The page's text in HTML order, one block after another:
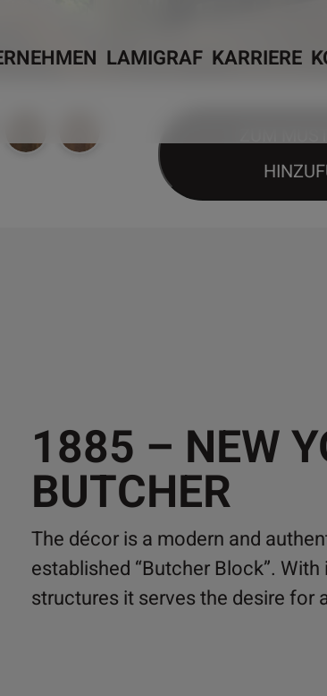
LAMIGRAF KARRIERE
1885 – NEW
BUTCHER
The décor is a modern and
established “Butcher Block”.
structures it serves the desire for